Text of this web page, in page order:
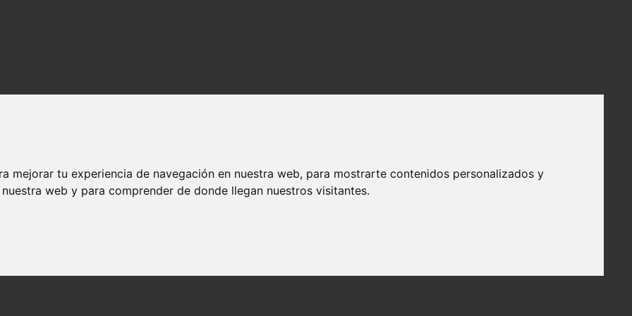
mejorar tu experiencia de navegación en nuestra web, para mostrarte contenidos personalizados y
web y para comprender de donde llegan nuestros visitantes.